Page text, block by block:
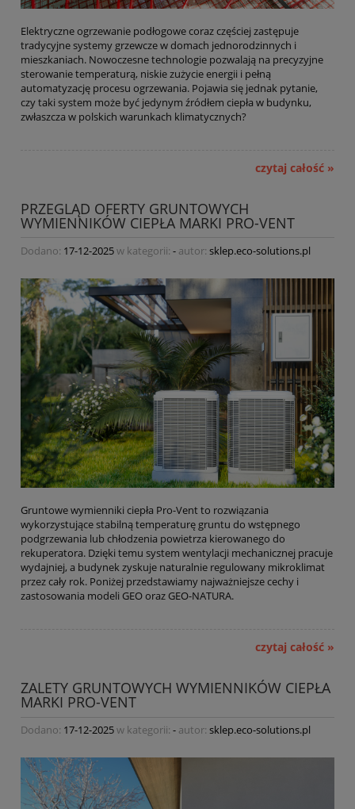
Elektryczne ogrzewanie podłogowe coraz częściej zastępuje
tradycyjne systemy grzewcze w domach jednorodzinnych i
mieszkaniach. Nowoczesne technologie pozwalają na precyzyjne
sterowanie temperaturą, niskie zużycie energii i pełną
automatyzację procesu ogrzewania. Pojawia się jednak pytanie,
czy taki system może być jedynym źródłem ciepła w budynku,
zwłaszcza w polskich warunkach klimatycznych?
czytaj całość »
PRZEGLĄD OFERTY GRUNTOWYCH
WYMIENNIKÓW CIEPŁA MARKI PRO-VENT
Dodano: 17-12-2025w kategorii: - autor: sklep.eco-solutions.pl
Gruntowe wymienniki ciepła Pro-Vent to rozwiązania
wykorzystujące stabilną temperaturę gruntu do wstępnego
podgrzewania lub chłodzenia powietrza kierowanego do
rekuperatora. Dzięki temu system wentylacji mechanicznej pracuje
wydajniej, a budynek zyskuje naturalnie regulowany mikroklimat
przez cały rok. Poniżej przedstawiamy najważniejsze cechy i
zastosowania modeli GEO oraz GEO-NATURA.
czytaj całość »
ZALETY GRUNTOWYCH WYMIENNIKÓW CIEPŁA
MARKI PRO-VENT
Dodano: 17-12-2025w kategorii: - autor: sklep.eco-solutions.pl